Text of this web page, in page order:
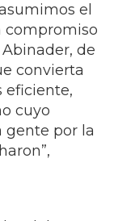
el
compromiso
de
convierta
eficiente,
cuyo
gente por la